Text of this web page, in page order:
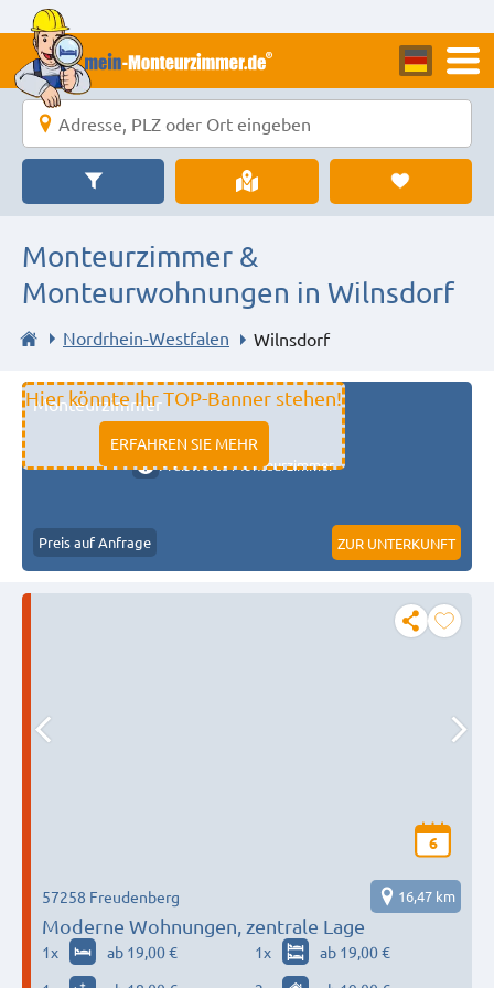
Monteurzimmer &
Monteurwohnungen in Wilnsdorf
Nordrhein-Westfalen Wilnsdorf
Hier könnte Ihr TOP-Banner stehen!
ERFAHREN SIE MEHR
Monteurzimmer
11333 fulda
Preiswerte Monteurzimmer
Preis auf Anfrage ZUR UNTERKUNFT
6
Moderne Wohnungen, zentrale Lage
57258 Freudenberg 16,47 km
1x ab 19,00 € 1x
ab 19,00 €